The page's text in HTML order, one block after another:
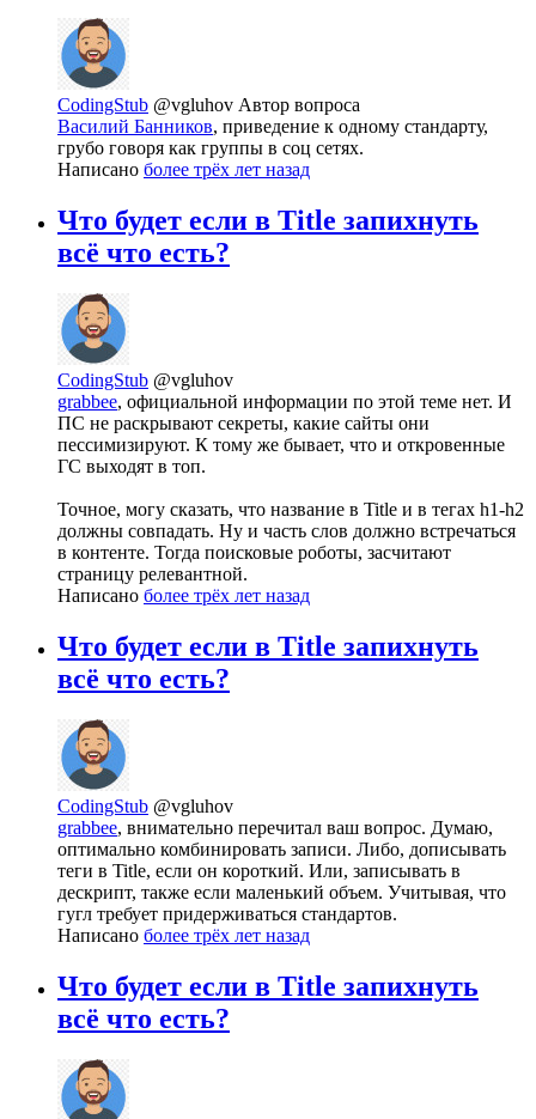
CodingStub @vgluhov Автор вопроса
Василий Банников, приведение к одному стандарту,
грубо говоря как группы в соц сетях.
Написано более трёх лет назад
Что будет если в Title запихнуть
всё что есть?
CodingStub @vgluhov
grabbee, официальной информации по этой теме нет. И
ПС не раскрывают секреты, какие сайты они
пессимизируют. К тому же бывает, что и откровенные
ГС выходят в топ.
Точное, могу сказать, что название в Title и в тегах h1-h2
должны совпадать. Ну и часть слов должно встречаться
в контенте. Тогда поисковые роботы, засчитают
страницу релевантной.
Написано более трёх лет назад
Что будет если в Title запихнуть
всё что есть?
CodingStub @vgluhov
grabbee, внимательно перечитал ваш вопрос. Думаю,
оптимально комбинировать записи. Либо, дописывать
теги в Title, если он короткий. Или, записывать в
дескрипт, также если маленький объем. Учитывая, что
гугл требует придерживаться стандартов.
Написано более трёх лет назад
Что будет если в Title запихнуть
всё что есть?